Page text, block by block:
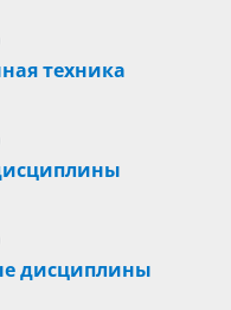
техника
дисциплины